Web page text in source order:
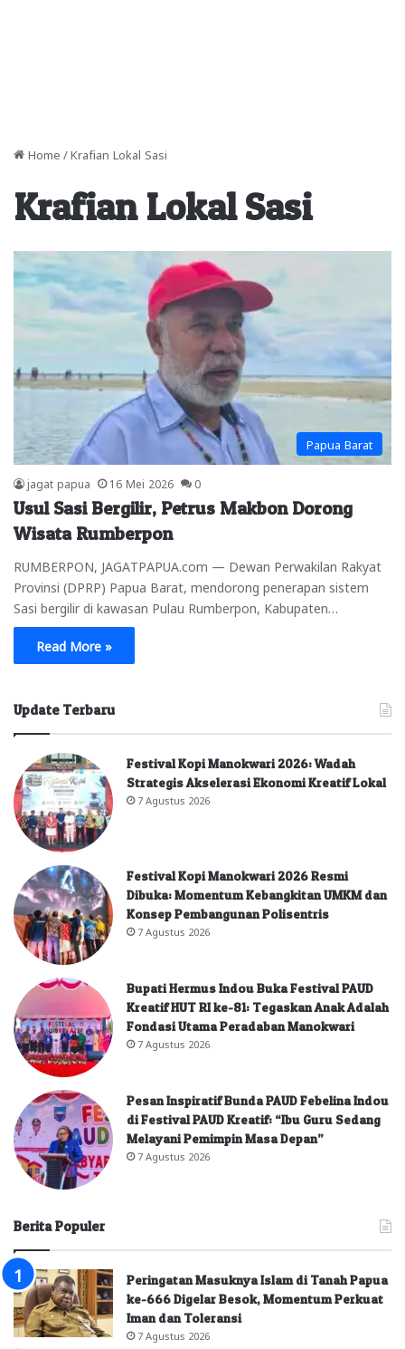
Home / Krafian Lokal Sasi
Krafian Lokal Sasi
Papua Barat
jagat papua 16 Mei 2026 0
Usul Sasi Bergilir, Petrus Makbon Dorong
Wisata Rumberpon
RUMBERPON, JAGATPAPUA.com — Dewan Perwakilan Rakyat
Provinsi (DPRP) Papua Barat, mendorong penerapan sistem
Sasi bergilir di kawasan Pulau Rumberpon, Kabupaten…
Read More »
Update Terbaru
Festival Kopi Manokwari 2026: Wadah
Strategis Akselerasi Ekonomi Kreatif Lokal
7 Agustus 2026
Festival Kopi Manokwari 2026 Resmi
Dibuka: Momentum Kebangkitan UMKM dan
Konsep Pembangunan Polisentris
7 Agustus 2026
Bupati Hermus Indou Buka Festival PAUD
Kreatif HUT RI ke-81: Tegaskan Anak Adalah
Fondasi Utama Peradaban Manokwari
7 Agustus 2026
Pesan Inspiratif Bunda PAUD Febelina Indou
di Festival PAUD Kreatif: “Ibu Guru Sedang
Melayani Pemimpin Masa Depan”
7 Agustus 2026
Berita Populer
Peringatan Masuknya Islam di Tanah Papua
ke-666 Digelar Besok, Momentum Perkuat
Iman dan Toleransi
7 Agustus 2026